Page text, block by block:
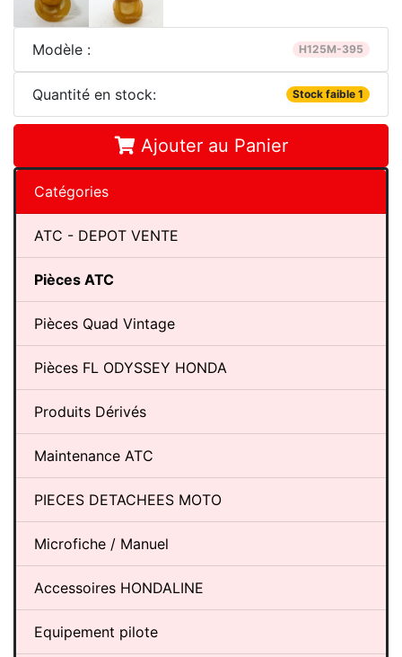
Modèle : H125M-395
Quantité en stock: Stock faible 1
Ajouter au Panier
Catégories
ATC - DEPOT VENTE
Pièces ATC
Pièces Quad Vintage
Pièces FL ODYSSEY HONDA
Produits Dérivés
Maintenance ATC
PIECES DETACHEES MOTO
Microfiche / Manuel
Accessoires HONDALINE
Equipement pilote